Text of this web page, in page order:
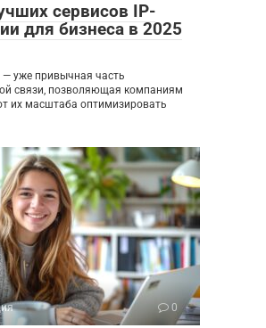
сервисов IP-
для бизнеса в 2025
— уже привычная часть
связи, позволяющая компаниям
их масштаба оптимизировать
0